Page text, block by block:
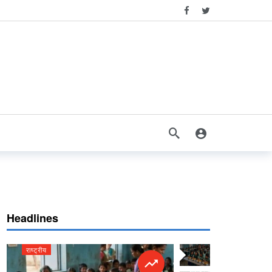
Headlines
राष्ट्रीय राष्ट्रीय